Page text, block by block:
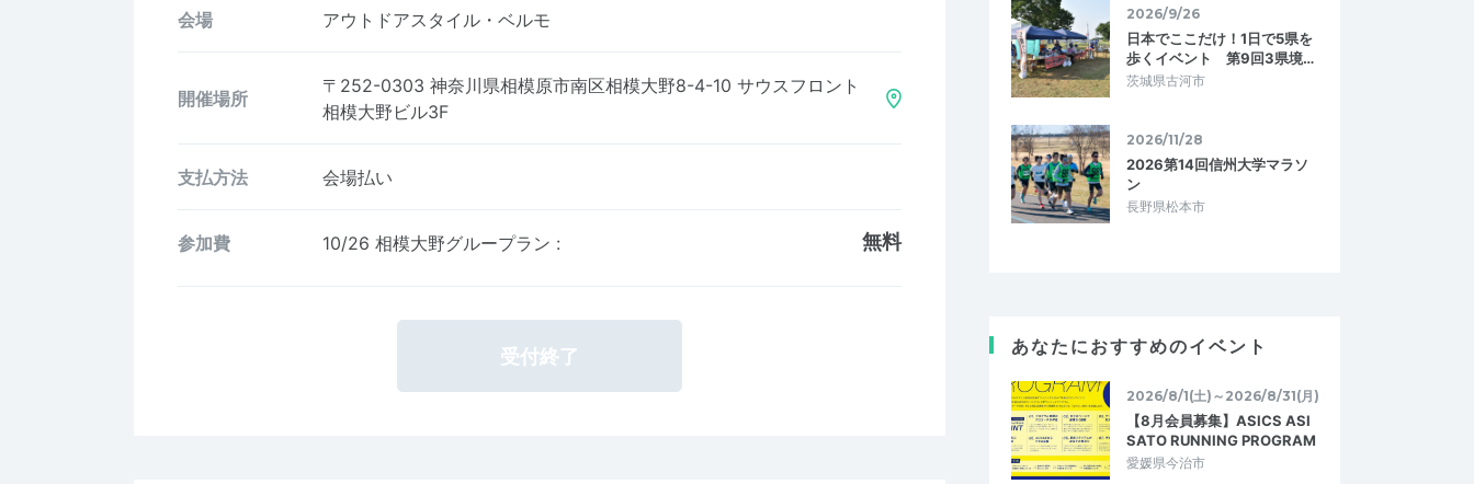
会場 アウトドアスタイル・ベルモ
開催場所
〒252-0303 神奈川県相模原市南区相模大野8-4-10 サウスフロント
相模大野ビル3F
支払方法 会場払い
参加費 10/26 相模大野グループラン : 無料
受付終了
2026/9/26
日本でここだけ！1日で5県を
歩くイベント 第9回3県境…
茨城県古河市
2026/11/28
2026第14回信州大学マラソ
ン
長野県松本市
あなたにおすすめのイベント
2026/8/1(土)～2026/8/31(月)
【8月会員募集】ASICS ASI
SATO RUNNING PROGRAM
愛媛県今治市